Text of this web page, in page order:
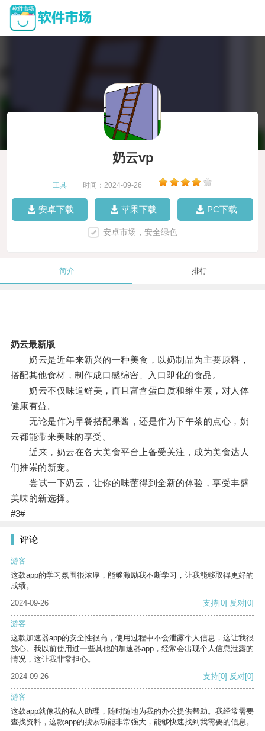
奶云vp
工具 时间：2024-09-26
安卓下载 苹果下载 PC下载
安卓市场，安全绿色
简介 排行
奶云最新版
奶云是近年来新兴的一种美食，以奶制品为主要原料，
搭配其他食材，制作成口感绵密、入口即化的食品。
奶云不仅味道鲜美，而且富含蛋白质和维生素，对人体
健康有益。
无论是作为早餐搭配果酱，还是作为下午茶的点心，奶
云都能带来美味的享受。
近来，奶云在各大美食平台上备受关注，成为美食达人
们推崇的新宠。
尝试一下奶云，让你的味蕾得到全新的体验，享受丰盛
美味的新选择。
#3#
评论
游客
这款app的学习氛围很浓厚，能够激励我不断学习，让我能够取得更好的
成绩。
2024-09-26
支持[0] 反对[0]
游客
这款加速器app的安全性很高，使用过程中不会泄露个人信息，这让我很
放心。我以前使用过一些其他的加速器app，经常会出现个人信息泄露的
情况，这让我非常担心。
2024-09-26
支持[0] 反对[0]
游客
这款app就像我的私人助理，随时随地为我的办公提供帮助。我经常需要
查找资料，这款app的搜索功能非常强大，能够快速找到我需要的信息。